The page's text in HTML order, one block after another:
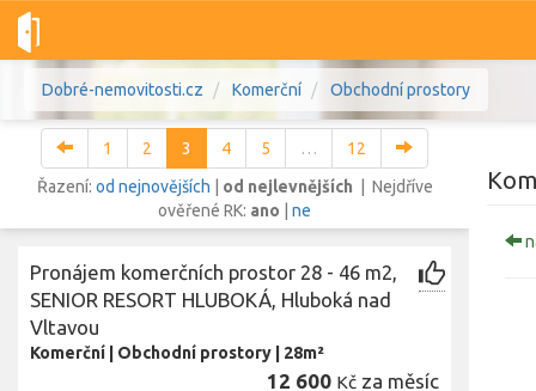
Dobré-nemovitosti.cz Komerční Obchodní prostory
Lokalita
Lokalita
1 2 3 4 5 …
12
Řazení: od nejnovějších od nejlevnějších
| Nejdříve
ověřené RK: ano ne
Pronájem komerčních prostor 28 - 46 m2,
SENIOR RESORT HLUBOKÁ, Hluboká nad
Vltavou
Komerční Obchodní prostory 28m²
12 600 Kč za měsíc